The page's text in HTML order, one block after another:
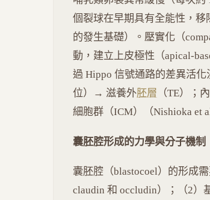
個裂球在早期具有全能性，
的發生基礎）。壓實化（
動，建立上皮極性（apical-
過 Hippo 信號通路的差異活
位）→ 滋養外胚層 （TE）；
細胞群（ICM）（Nishioka et
囊胚腔形成的力學與分子機制
囊胚腔（blastocoel）的形成
claudin 和 occludin）；（2）